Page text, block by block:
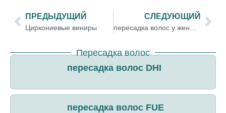
ПРЕДЫДУЩИЙ
Циркониевые виниры
СЛЕДУЮЩИЙ
Пересадка волос
пересадка волос DHI
пересадка волос FUE